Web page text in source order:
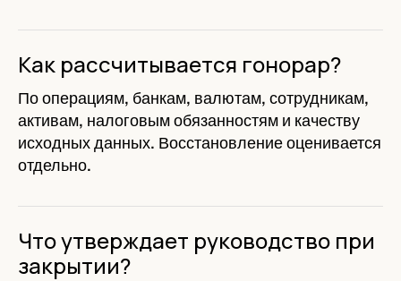
Как рассчитывается гонорар?
По операциям, банкам, валютам, сотрудникам,
активам, налоговым обязанностям и качеству
исходных данных. Восстановление оценивается
отдельно.
Что утверждает руководство при
закрытии?